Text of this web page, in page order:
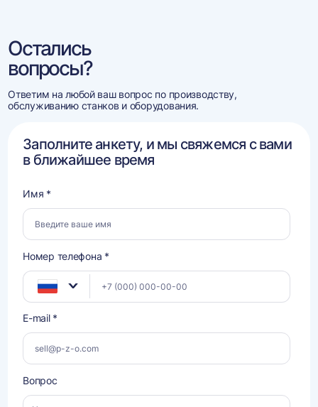
Остались
вопросы?
Ответим на любой ваш вопрос по производству,
обслуживанию станков и оборудования.
Заполните анкету, и мы свяжемся с вами
в ближайшее время
Имя *
Номер телефона *
E-mail *
Вопрос